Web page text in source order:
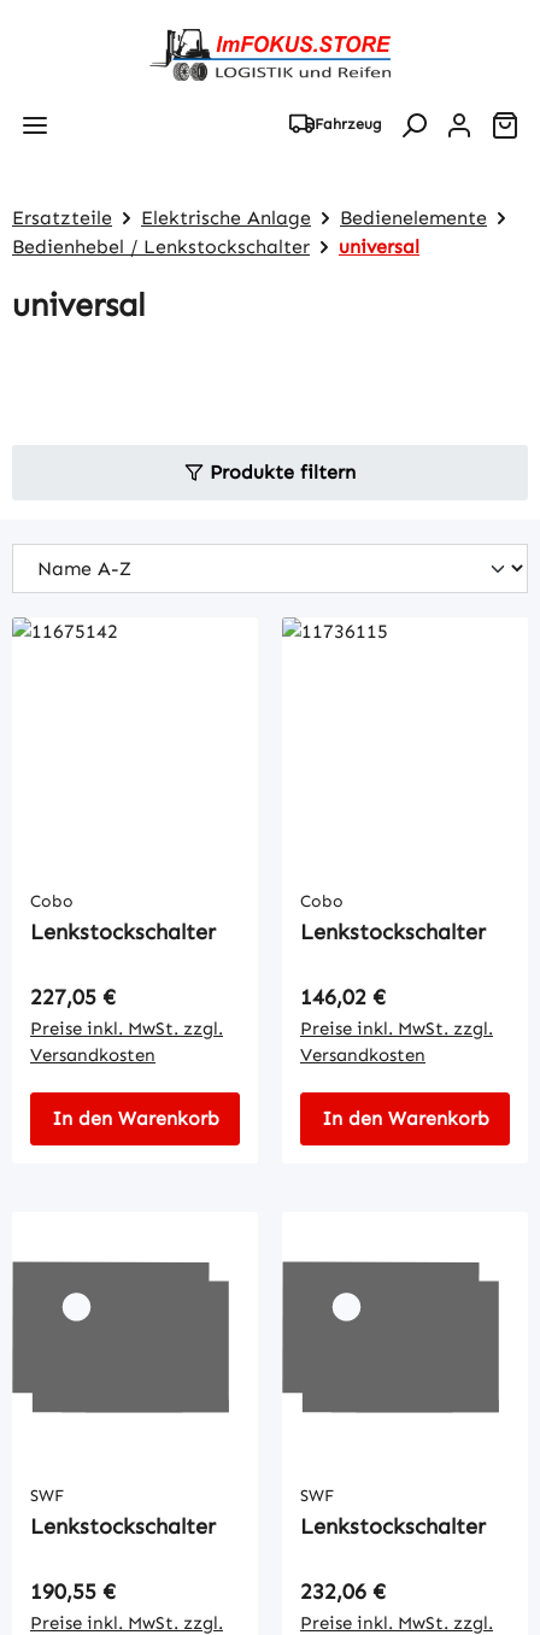
Zum Hauptinhalt springen
Fahrzeug
Ersatzteile Elektrische Anlage
Bedienelemente
Bedienhebel / Lenkstockschalter
universal
universal
Produkte filtern
Cobo
Lenkstockschalter
Regulärer Preis:
227,05 €
Preise inkl. MwSt. zzgl.
Versandkosten
In den Warenkorb
Cobo
Lenkstockschalter
Regulärer Preis:
146,02 €
Preise inkl. MwSt. zzgl.
Versandkosten
In den Warenkorb
SWF
Lenkstockschalter
Regulärer Preis:
190,55 €
Preise inkl. MwSt. zzgl.
SWF
Lenkstockschalter
Regulärer Preis:
232,06 €
Preise inkl. MwSt. zzgl.